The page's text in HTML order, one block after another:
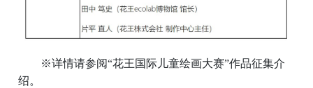
※详情请参阅“花王国际儿童绘画大赛”作品征集介
绍。